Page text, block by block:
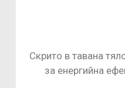
Скрито в тавана
за енергийна